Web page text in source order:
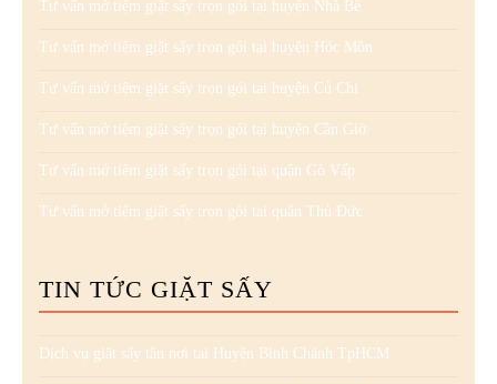
Tư vấn mở tiệm giặt sấy trọn gói tại huyện Nhà Bè
Tư vấn mở tiệm giặt sấy trọn gói tại huyện Hóc Môn
Tư vấn mở tiệm giặt sấy trọn gói tại huyện Củ Chi
Tư vấn mở tiệm giặt sấy trọn gói tại huyện Cần Giờ
Tư vấn mở tiệm giặt sấy trọn gói tại quận Gò Vấp
Tư vấn mở tiệm giặt sấy trọn gói tại quận Thủ Đức
TIN TỨC GIẶT SẤY
Dịch vụ giặt sấy tận nơi tại Huyện Bình Chánh TpHCM